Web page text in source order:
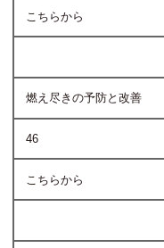
こちらから
燃え尽きの予防と改善
46
こちらから